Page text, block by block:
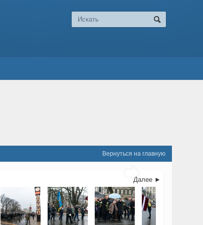
Вернуться на главную

Далее ►